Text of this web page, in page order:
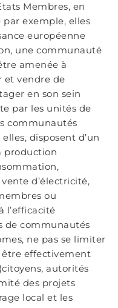
Membres, en
exemple, elles
européenne
une communauté
amenée à
et vendre de
en son sein
par les unités de
communautés
disposent d’un
production
d’électricité,
ou
l’efficacité
de communautés
ne pas se limiter
effectivement
autorités
des projets
local et les